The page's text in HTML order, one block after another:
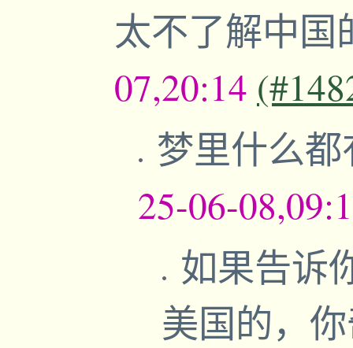
太不了解中
07,20:14
梦里什么
25-06-
如果告诉
美国的，